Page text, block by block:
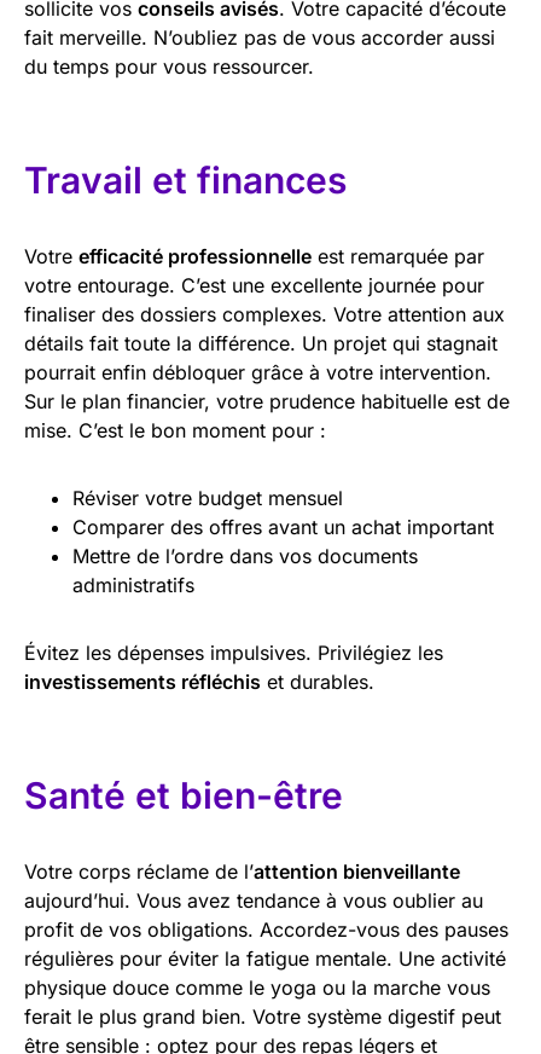
sollicite vos conseils avisés. Votre capacité d’écoute
fait merveille. N’oubliez pas de vous accorder aussi
du temps pour vous ressourcer.
Travail et finances
Votre efficacité professionnelle est remarquée par
votre entourage. C’est une excellente journée pour
finaliser des dossiers complexes. Votre attention aux
détails fait toute la différence. Un projet qui stagnait
pourrait enfin débloquer grâce à votre intervention.
Sur le plan financier, votre prudence habituelle est de
mise. C’est le bon moment pour :
Réviser votre budget mensuel
Comparer des offres avant un achat important
Mettre de l’ordre dans vos documents
administratifs
Évitez les dépenses impulsives. Privilégiez les
investissements réfléchis et durables.
Santé et bien-être
Votre corps réclame de l’attention bienveillante
aujourd’hui. Vous avez tendance à vous oublier au
profit de vos obligations. Accordez-vous des pauses
régulières pour éviter la fatigue mentale. Une activité
physique douce comme le yoga ou la marche vous
ferait le plus grand bien. Votre système digestif peut
être sensible : optez pour des repas légers et